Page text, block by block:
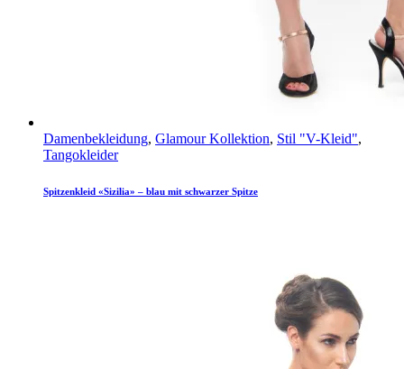
Damenbekleidung, Glamour Kollektion, Stil "V-Kleid",
Tangokleider
Spitzenkleid «Sizilia» – blau mit schwarzer Spitze